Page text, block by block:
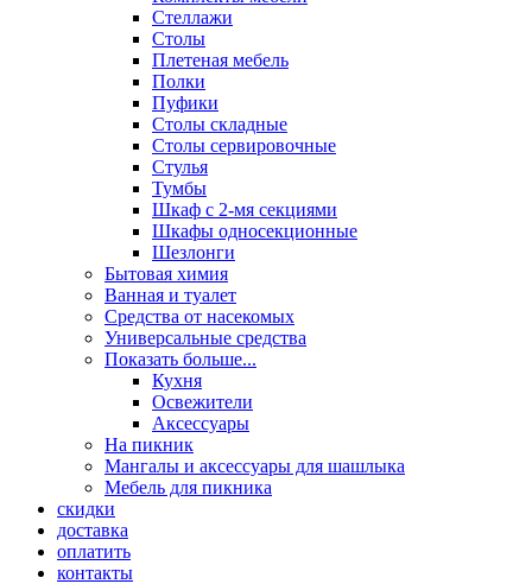
Стеллажи
Столы
Плетеная мебель
Полки
Пуфики
Столы складные
Столы сервировочные
Стулья
Тумбы
Шкаф с 2-мя секциями
Шкафы односекционные
Шезлонги
Бытовая химия
Ванная и туалет
Средства от насекомых
Универсальные средства
Показать больше...
Кухня
Освежители
Аксессуары
На пикник
Мангалы и аксессуары для шашлыка
Мебель для пикника
скидки
доставка
оплатить
контакты